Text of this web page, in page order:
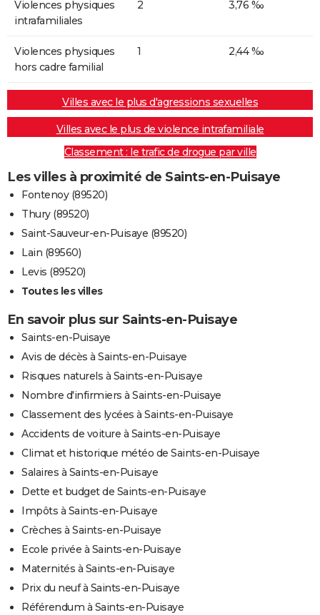
Violences physiques
intrafamiliales
2 3,76 ‰
Violences physiques
hors cadre familial
1 2,44 ‰
Villes avec le plus d'agressions sexuelles
Villes avec le plus de violence intrafamiliale
Classement : le trafic de drogue par ville
Les villes à proximité de Saints-en-Puisaye
Fontenoy (89520)
Thury (89520)
Saint-Sauveur-en-Puisaye (89520)
Lain (89560)
Levis (89520)
Toutes les villes
En savoir plus sur Saints-en-Puisaye
Saints-en-Puisaye
Avis de décès à Saints-en-Puisaye
Risques naturels à Saints-en-Puisaye
Nombre d'infirmiers à Saints-en-Puisaye
Classement des lycées à Saints-en-Puisaye
Accidents de voiture à Saints-en-Puisaye
Climat et historique météo de Saints-en-Puisaye
Salaires à Saints-en-Puisaye
Dette et budget de Saints-en-Puisaye
Impôts à Saints-en-Puisaye
Crèches à Saints-en-Puisaye
Ecole privée à Saints-en-Puisaye
Maternités à Saints-en-Puisaye
Prix du neuf à Saints-en-Puisaye
Référendum à Saints-en-Puisaye